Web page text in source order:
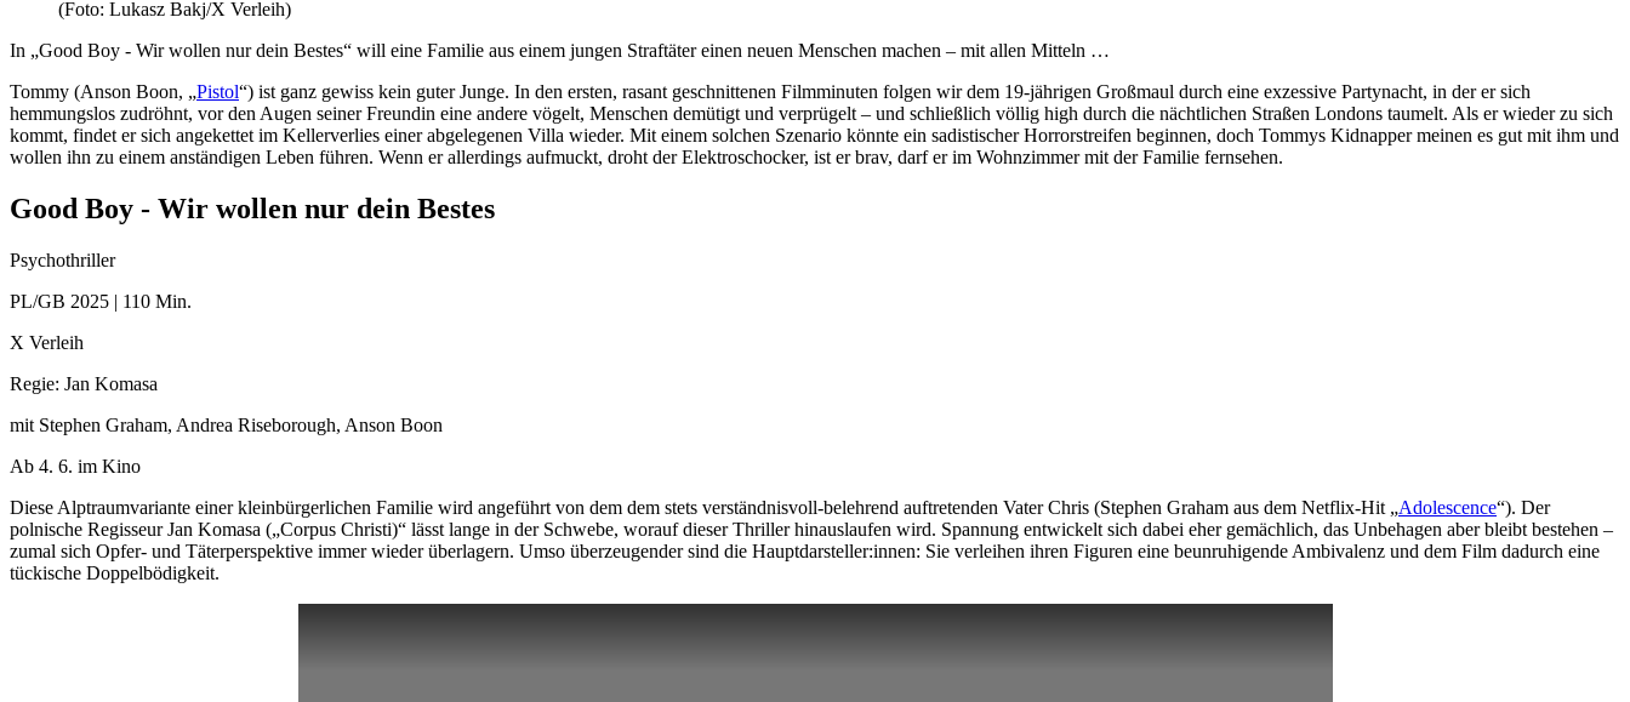
(Foto: Lukasz Bakj/X Verleih)
In „Good Boy - Wir wollen nur dein Bestes“ will eine Familie aus einem jungen Straftäter einen neuen Menschen machen – mit allen Mitteln …
Tommy (Anson Boon, „Pistol“) ist ganz gewiss kein guter Junge. In den ersten, rasant geschnittenen Filmminuten folgen wir dem 19-jährigen Großmaul durch eine ex­zessive Partynacht, in der er sich
hemmungslos zu­dröhnt, vor den Augen seiner Freundin eine andere vögelt, Menschen demütigt und verprügelt – und schließlich völlig high durch die nächtlichen Straßen Londons taumelt. Als er wieder zu sich
kommt, findet er sich angekettet im Kellerverlies einer abgelegenen Villa wieder. Mit einem solchen Szenario könnte ein sadistischer Horrorstreifen beginnen, doch Tommys Kidnapper meinen es gut mit ihm und
wollen ihn zu einem anständigen Leben führen. Wenn er allerdings aufmuckt, droht der Elektroschocker, ist er brav, darf er im Wohnzimmer mit der Familie fernsehen.
Good Boy - Wir wollen nur dein Bestes
Psychothriller
PL/GB 2025 | 110 Min.
X Verleih
Regie: Jan Komasa
mit Stephen Graham, Andrea Riseborough, Anson Boon
Ab 4. 6. im Kino
Diese Alptraumvariante einer kleinbürgerlichen Familie wird angeführt von dem dem stets verständnisvoll-belehrend auftretenden Vater Chris (Stephen Graham aus dem Netflix-Hit „Adolescence“). Der
polnische Regisseur Jan Komasa („Corpus Christi)“ lässt lange in der Schwebe, worauf dieser Thriller hinauslaufen wird. Spannung entwickelt sich dabei eher gemächlich, das Unbehagen aber bleibt bestehen –
zumal sich Opfer- und Täterperspektive immer wieder überlagern. Umso überzeugender sind die Hauptdarsteller:innen: Sie verleihen ihren Figuren eine beunruhigende Ambivalenz und dem Film dadurch eine
tückische Doppelbödigkeit.